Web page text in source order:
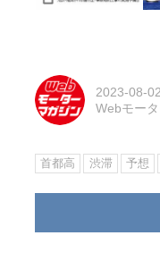
2023-08-02
Webモー
首都高 渋滞 予想